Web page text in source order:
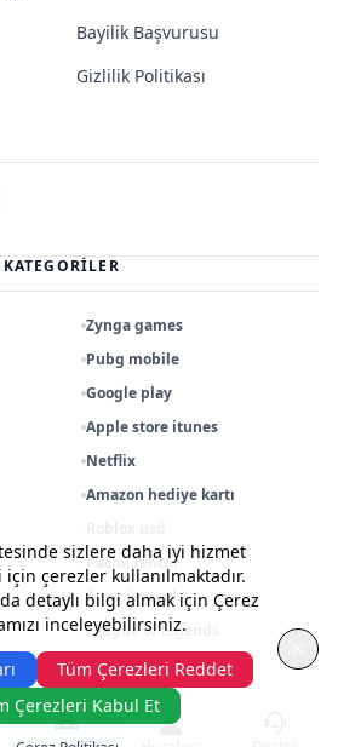
Bayilik Başvurusu
Gizlilik Politikası
Zynga games
Pubg mobile
Google play
Apple store itunes
Netflix
Amazon hediye kartı
Pasha fencer
Apex legends
League of legends
Razer gold tl
sizlere daha iyi hizmet
çerezler kullanılmaktadır.
detaylı bilgi almak için Çerez
inceleyebilirsiniz.
Tüm Çerezleri Reddet
Çerezleri Kabul Et